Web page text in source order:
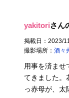
yakitoriさん
掲載日：2023/
撮影場所：酒々
用事を済ませ
てきました。
っ赤母が、太